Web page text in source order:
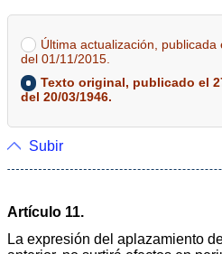
Última actualización,
del 01/11/2015.
Texto original, publicado el
del 20/03/1946.
Subir
Artículo 11.
La expresión del aplazamiento